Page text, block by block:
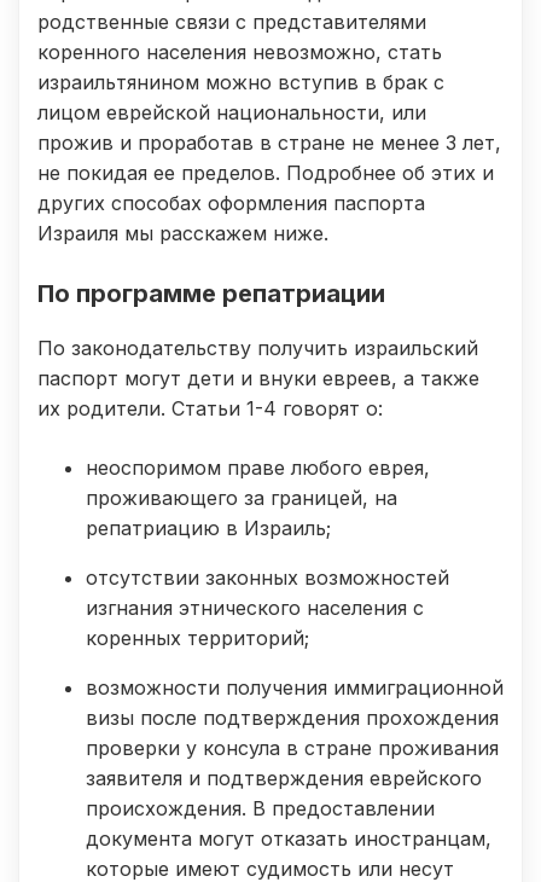
родственные связи с представителями
коренного населения невозможно, стать
израильтянином можно вступив в брак с
лицом еврейской национальности, или
прожив и проработав в стране не менее 3 лет,
не покидая ее пределов. Подробнее об этих и
других способах оформления паспорта
Израиля мы расскажем ниже.
По программе репатриации
По законодательству получить израильский
паспорт могут дети и внуки евреев, а также
их родители. Статьи 1-4 говорят о:
неоспоримом праве любого еврея,
проживающего за границей, на
репатриацию в Израиль;
отсутствии законных возможностей
изгнания этнического населения с
коренных территорий;
возможности получения иммиграционной
визы после подтверждения прохождения
проверки у консула в стране проживания
заявителя и подтверждения еврейского
происхождения. В предоставлении
документа могут отказать иностранцам,
которые имеют судимость или несут